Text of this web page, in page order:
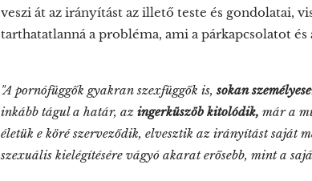
veszi át az irányítást az illető teste és gondolatai,
tarthatatlanná a probléma, ami a párkapcsolatot
"A pornófüggők gyakran szexfüggők is,sokan
inkább tágul a határ, az ingerküszöb kitolódik, már a
életük e köré szerveződik, elvesztik az irányítást saját
szexuális kielégítésére vágyó akarat erősebb, mint a